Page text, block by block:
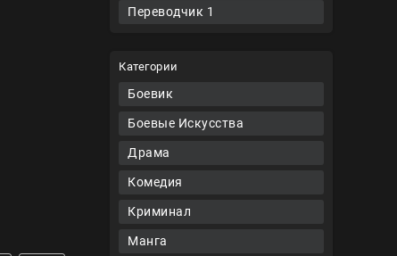
Переводчик 1
Категории
Боевик
Боевые Искусства
Драма
Комедия
Криминал
Манга